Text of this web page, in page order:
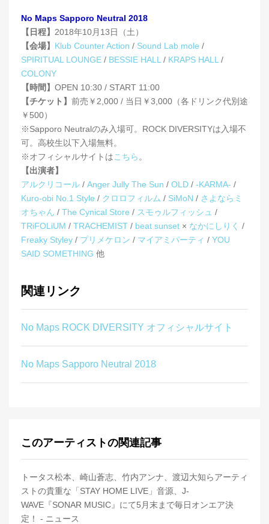
No Maps Sapporo Neutral 2018
【日程】 2018年10月13日（土）
【会場】 Klub Counter Action / Sound Lab mole /
SPIRITUAL LOUNGE / BESSIE HALL / KRAPS HALL /
COLONY
【時間】 OPEN 10:30 / START 11:00
【チケット】 前売￥2,000 / 当日￥3,000（各ドリンク代別途
￥500）
※Sapporo Neutralのみ入場可。ROCK DIVERSITYは入場不
可。高校生以下入場無料。
※オフィシャルサイトはこちら 。
【出演者】
アルクリコール / Anger Jully The Sun / OLD / -KARMA- /
Kuro-obi No.1 Style / クロロフィルム / SiMoN / さよならミ
オちゃん / The Cynical Store / スモゥルフィッシュ /
TRiFOLiUM / TRACHEMIST / beat sunset × なかにしりく /
Freaky Styley / プリメケロン / マイアミパーティ / YOU
SAID SOMETHING 他
関連リンク
No Maps ROCK DIVERSITY オフィシャルサイト
No Maps Sapporo Neutral 2018
このアーティストの関連記事
トータス松本、崎山蒼志、竹内アンナ、渡辺大知らアーティ
ストの貴重な「STAY HOME LIVE」音源、J-
WAVE『SONAR MUSIC』にて5月末まで毎日オンエア決
定！ - ニュース